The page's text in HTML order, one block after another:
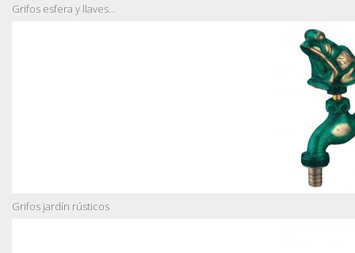
Grifos esfera y llaves...
Grifos jardín rústicos